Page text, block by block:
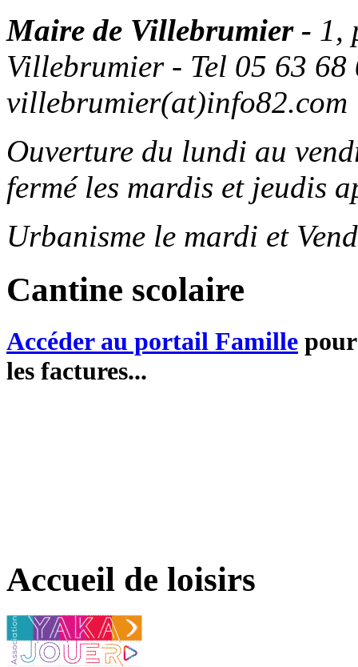
Maire de Villebrumier - 1,
Villebrumier - Tel 05 63
villebrumier(at)info82.com
Ouverture du lundi au
fermé les mardis et jeudis
Urbanisme le mardi et
Cantine scolaire
Accéder au portail Famille
les factures...
Accueil de loisirs